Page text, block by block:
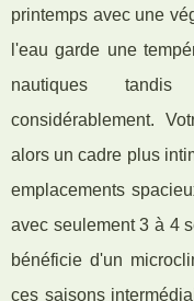
printemps avec une
l'eau garde une
nautiques
considérablement.
alors un cadre plus
emplacements
avec seulement 3 à 4
bénéficie d'un
ces saisons